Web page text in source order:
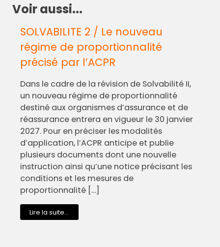
Voir aussi...
SOLVABILITE 2 / Le nouveau
régime de proportionnalité
précisé par l’ACPR
Dans le cadre de la révision de Solvabilité II,
un nouveau régime de proportionnalité
destiné aux organismes d’assurance et de
réassurance entrera en vigueur le 30 janvier
2027. Pour en préciser les modalités
d’application, l’ACPR anticipe et publie
plusieurs documents dont une nouvelle
instruction ainsi qu’une notice précisant les
conditions et les mesures de
proportionnalité […]
Lire la suite...